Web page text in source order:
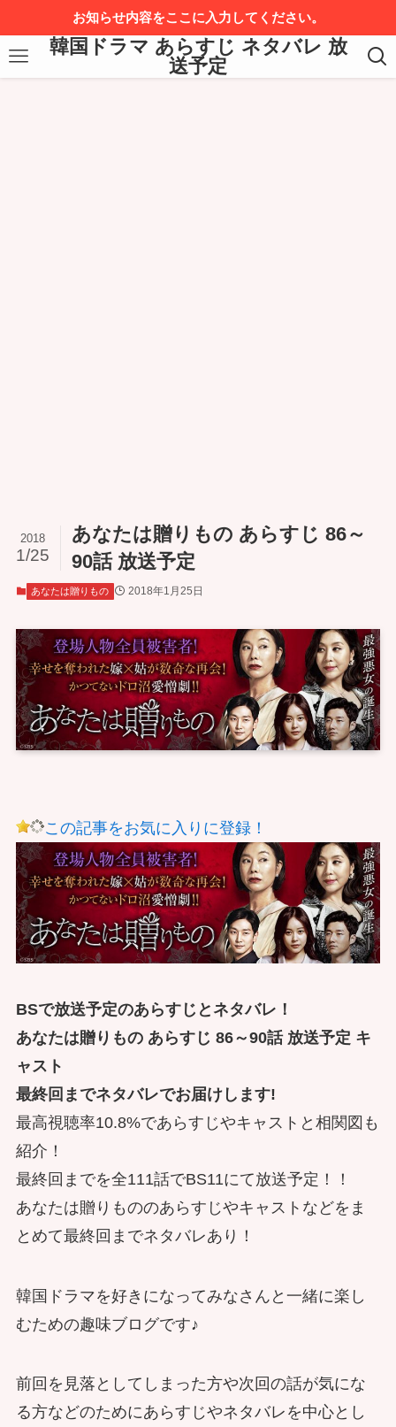
お知らせ内容をここに入力してください。
韓国ドラマ あらすじ ネタバレ 放
送予定
あなたは贈りもの あらすじ 86～
90話 放送予定
2018
1/25
あなたは贈りもの 2018年1月25日
この記事をお気に入りに登録！
BSで放送予定のあらすじとネタバレ！
あなたは贈りもの あらすじ 86～90話 放送予定 キ
ャスト
最終回までネタバレでお届けします!
最高視聴率10.8%であらすじやキャストと相関図も
紹介！
最終回までを全111話でBS11にて放送予定！！
あなたは贈りもののあらすじやキャストなどをま
とめて最終回までネタバレあり！
韓国ドラマを好きになってみなさんと一緒に楽し
むための趣味ブログです♪
前回を見落としてしまった方や次回の話が気にな
る方などのためにあらすじやネタバレを中心とし